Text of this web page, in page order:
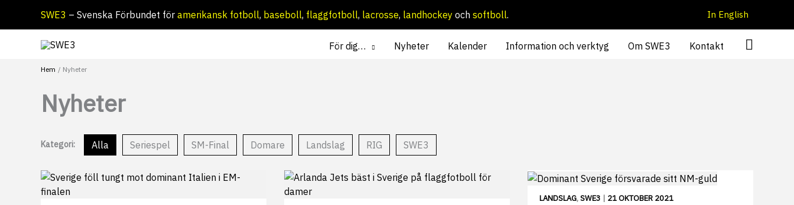
SWE3 – Svenska Förbundet för amerikansk fotboll, baseboll, flaggfotboll, lacrosse, landhockey och softboll. In English
För dig… Nyheter Kalender Information och verktyg Om SWE3 Kontakt
Hem Nyheter
Nyheter
Kategori: Alla Seriespel SM-Final Domare Landslag RIG SWE3
LANDSLAG,SWE3 | 21 OKTOBER 2021